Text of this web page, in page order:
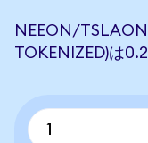
NEEON/TSLAON
TOKENIZED)は